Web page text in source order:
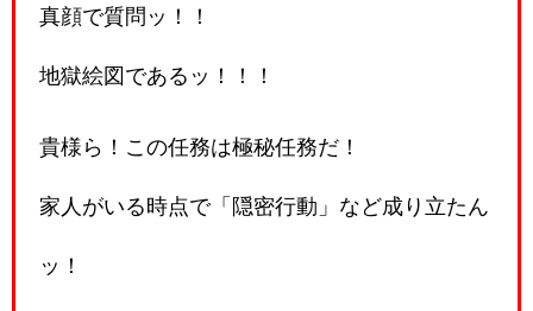
真顔で質問ッ！！
地獄絵図であるッ！！！
貴様ら！この任務は極秘任務だ！
家人がいる時点で「隠密行動」など成り立たん
ッ！